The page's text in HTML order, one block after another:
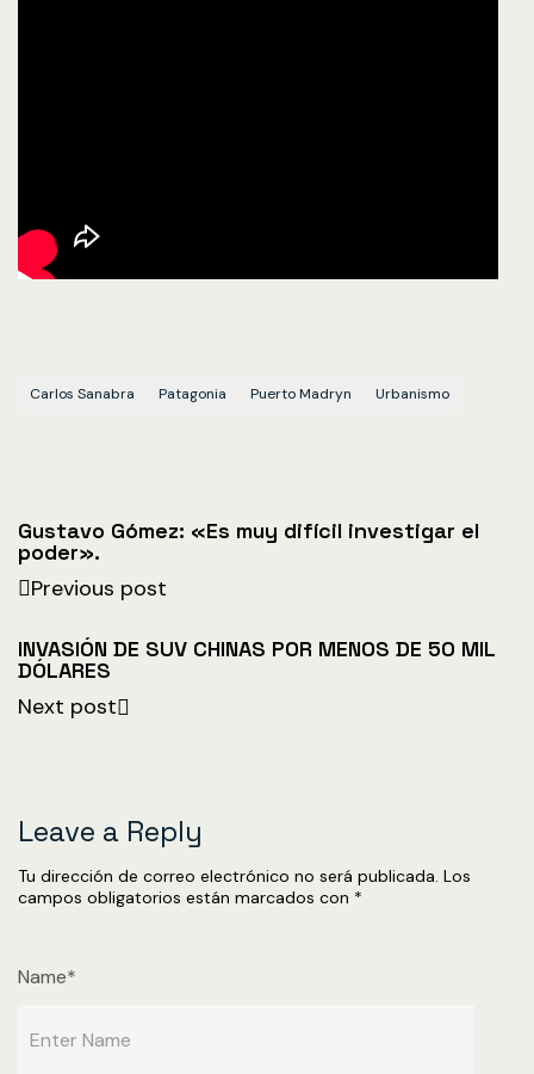
Carlos Sanabra Patagonia Puerto Madryn Urbanismo
Gustavo Gómez: «Es muy difícil investigar el
poder».
Previous post
INVASIÓN DE SUV CHINAS POR MENOS DE 50 MIL
DÓLARES
Next post
Leave a Reply
Tu dirección de correo electrónico no será publicada. Los
campos obligatorios están marcados con *
Name*